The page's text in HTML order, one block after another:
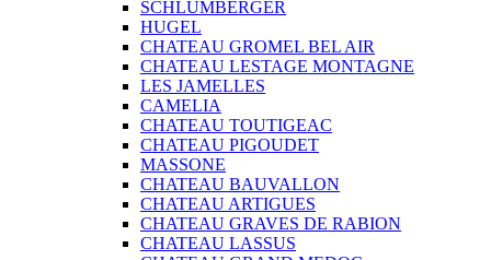
SCHLUMBERGER
HUGEL
CHATEAU GROMEL BEL AIR
CHATEAU LESTAGE MONTAGNE
LES JAMELLES
CAMELIA
CHATEAU TOUTIGEAC
CHATEAU PIGOUDET
MASSONE
CHATEAU BAUVALLON
CHATEAU ARTIGUES
CHATEAU GRAVES DE RABION
CHATEAU LASSUS